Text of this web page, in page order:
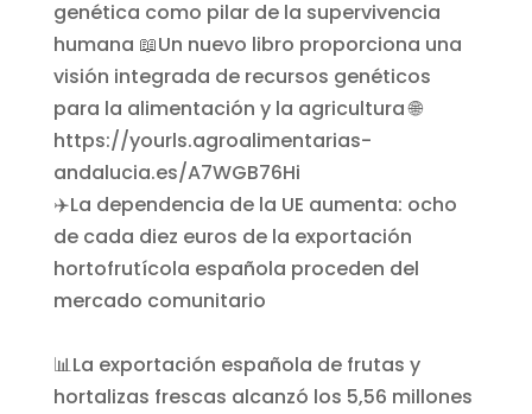
✈️La dependencia de la UE aumenta: ocho
de cada diez euros de la exportación
hortofrutícola española proceden del
mercado comunitario
📊La exportación española de frutas y
hortalizas frescas alcanzó los 5,56 millones